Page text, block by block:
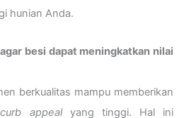
hunian Anda.
besi dapat meningkatkan nilai
berkualitas mampu memberikan
curb appealyang tinggi. Hal ini